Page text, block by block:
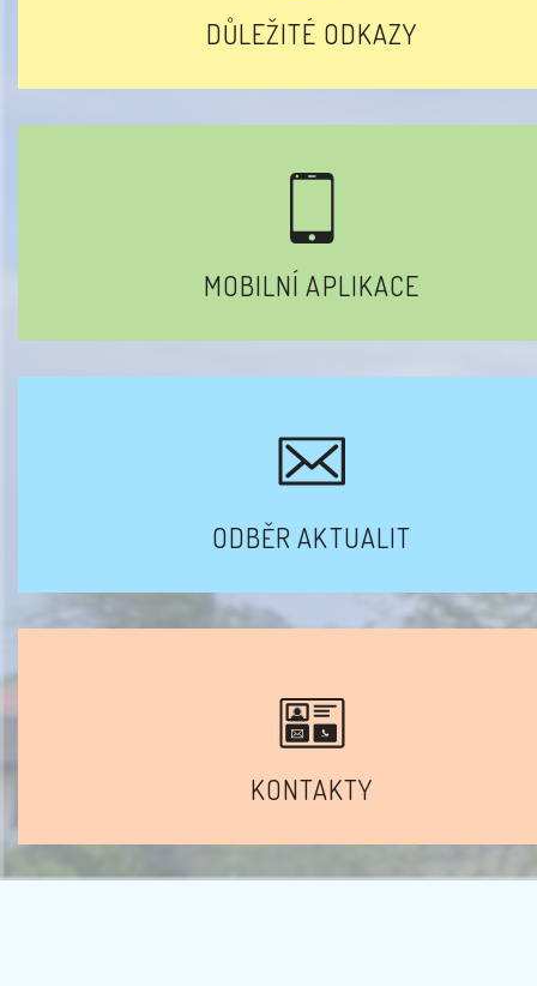
DŮLEŽITÉ ODKAZY
MOBILNÍ APLIKACE
ODBĚR AKTUALIT
KONTAKTY